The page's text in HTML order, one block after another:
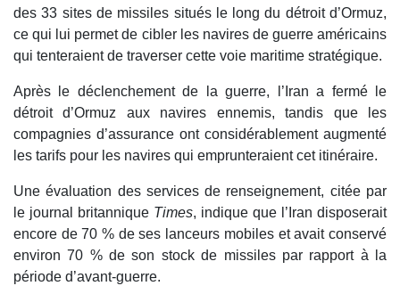
des 33 sites de missiles situés le long du détroit d’Ormuz,
ce qui lui permet de cibler les navires de guerre américains
qui tenteraient de traverser cette voie maritime stratégique.
Après le déclenchement de la guerre, l’Iran a fermé le
détroit d’Ormuz aux navires ennemis, tandis que les
compagnies d’assurance ont considérablement augmenté
les tarifs pour les navires qui emprunteraient cet itinéraire.
Une évaluation des services de renseignement, citée par
le journal britannique Times, indique que l’Iran disposerait
encore de 70 % de ses lanceurs mobiles et avait conservé
environ 70 % de son stock de missiles par rapport à la
période d’avant-guerre.